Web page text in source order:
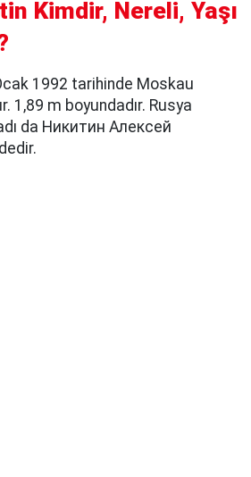
Kimdir, Nereli, Yaşı
1992 tarihinde Moskau
1,89 m boyundadır. Rusya
da Никитин Алексей